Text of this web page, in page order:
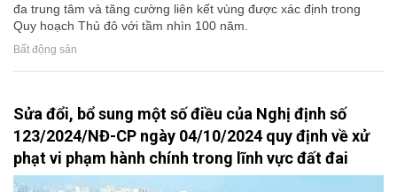
đa trung tâm và tăng cường liên kết vùng được xác định trong
Quy hoạch Thủ đô với tầm nhìn 100 năm.
Bất động sản
Sửa đổi, bổ sung một số điều của Nghị định số
123/2024/NĐ-CP ngày 04/10/2024 quy định về xử
phạt vi phạm hành chính trong lĩnh vực đất đai